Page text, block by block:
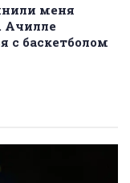
меня
Ачилле
с баскетболом